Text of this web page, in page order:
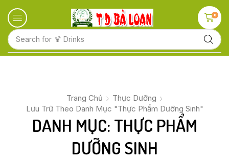
Search for 🍋 Fruits
0
Trang Chủ
Thực Dưỡng
Lưu Trữ Theo Danh Mục "Thực Phẩm Dưỡng Sinh"
DANH MỤC: THỰC PHẨM
DƯỠNG SINH